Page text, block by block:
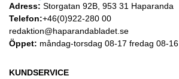
Adress: Storgatan 92B, 953 31 Haparanda
Telefon:+46(0)922-280 00
redaktion@haparandabladet.se
Öppet: måndag-torsdag 08-17 fredag 08-16
KUNDSERVICE